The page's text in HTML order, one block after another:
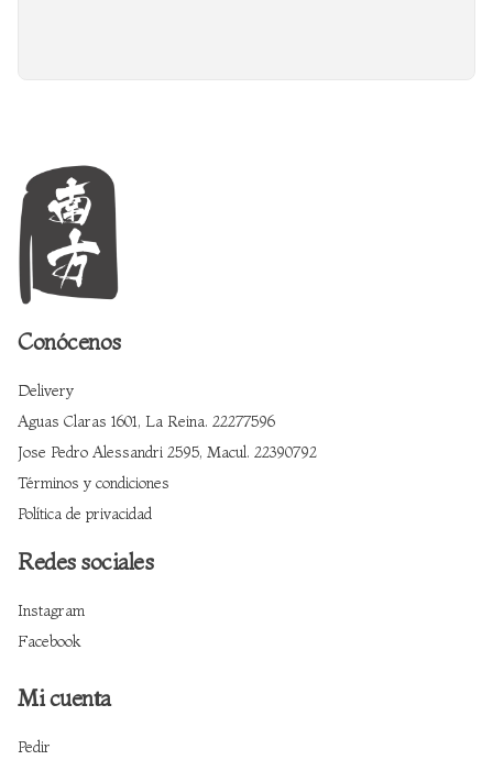
Conócenos
Delivery
Aguas Claras 1601, La Reina. 22277596
Jose Pedro Alessandri 2595, Macul. 22390792
Términos y condiciones
Política de privacidad
Redes sociales
Instagram
Facebook
Mi cuenta
Pedir